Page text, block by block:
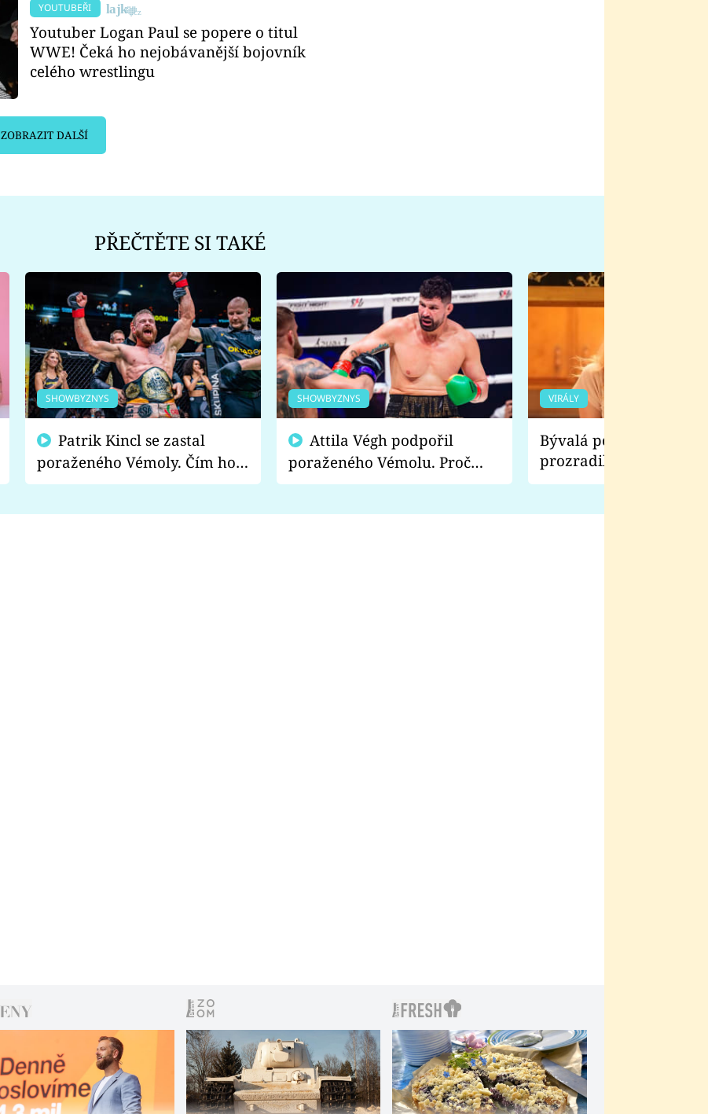
YOUTUBEŘI
Youtuber Logan Paul se popere o titul
WWE! Čeká ho nejobávanější bojovník
celého wrestlingu
ZOBRAZIT DALŠÍ
PŘEČTĚTE SI TAKÉ
SHOWBYZNYS
poraženého Vémoly. Čím ho
fanoušci naštvali?
SHOWBYZNYS
poraženého Vémolu. Proč
chce raději zápasit s ním než
VIRÁLY
Bývalá pornoherečka
prozradila, co ji
natáčení Euforie.